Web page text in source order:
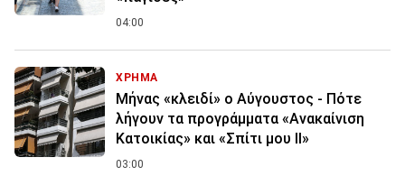
04:00
ΧΡΗΜΑ
Μήνας «κλειδί» ο Αύγουστος - Πότε
λήγουν τα προγράμματα «Ανακαίνιση
Κατοικίας» και «Σπίτι μου ΙΙ»
03:00